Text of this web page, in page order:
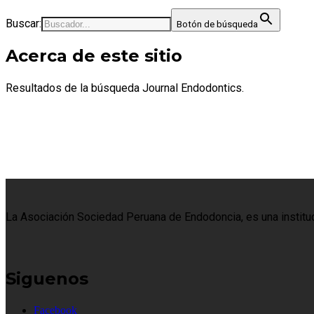
Buscar: Botón de búsqueda
Acerca de este sitio
Resultados de la búsqueda Journal Endodontics.
La Asociación Sociedad Peruana de Endodoncia, es una
Siguenos
Facebook